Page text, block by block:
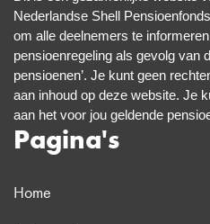
Nederlandse Shell
om alle deelnemers te
pensioenregeling als gevolg van
pensioenen’. Je kunt geen
aan inhoud op deze website. Je
aan het voor jou geldende
Pagina's
Home